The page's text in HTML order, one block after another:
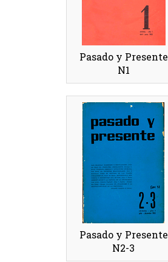
Pasado y Presente
N1
Pasado y Presente
N2-3